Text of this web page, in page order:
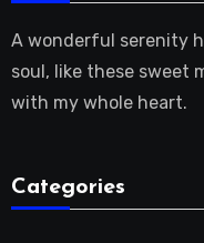
A wonderful serenity
soul, like these sweet
with my whole heart.
Categories